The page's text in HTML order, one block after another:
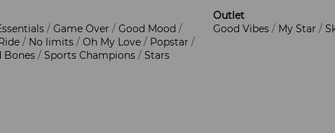
/ Game Over / Good Mood /
/ No limits / Oh My Love / Popstar /
Bones / Sports Champions / Stars
Outlet
Good Vibes / My Star /